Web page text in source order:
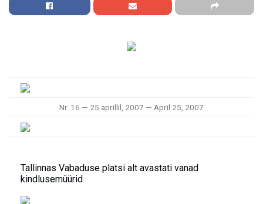
Nr. 16 — 25.aprillil, 2007 — April 25, 2007
Tallinnas Vabaduse platsi alt avastati vanad
kindlusemüürid